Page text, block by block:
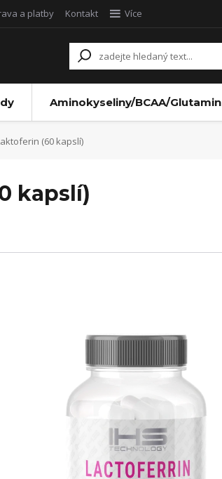
a platby Kontakt Více
Aminokyseliny/BCAA/Glutamin
(60 kapslí)
kapslí)